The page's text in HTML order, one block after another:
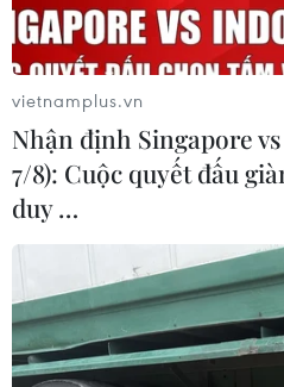
vietnamplus.vn
Nhận định Singapore
7/8): Cuộc quyết đấu
duy …